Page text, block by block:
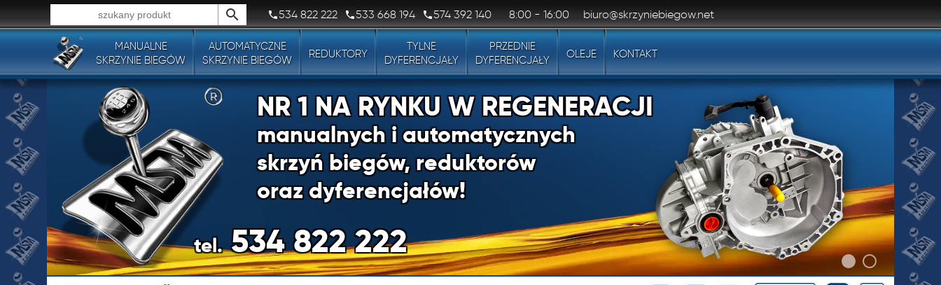
Wszystkie typy produktów!
534 822 222 533 668 194 574 392 140 8:00 - 16:00 biuro@skrzyniebiegow.net
MANUALNE
SKRZYNIE BIEGÓW
AUTOMATYCZNE
SKRZYNIE BIEGÓW
REDUKTORY
TYLNE
DYFERENCJAŁY
PRZEDNIE
DYFERENCJAŁY
OLEJE KONTAKT
tel.534 822 222
NR 1 NA RYNKU W REGENERACJI
manualnych i automatycznych
skrzyń biegów, reduktorów
oraz dyferencjałów!